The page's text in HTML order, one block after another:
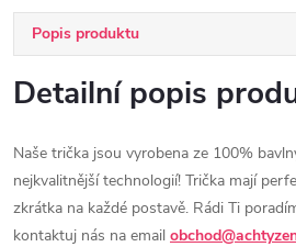
Popis produktu
Detailní popis
Naše trička jsou vyrobena ze 100%
nejkvalitnější technologií! Trička mají
zkrátka na každé postavě. Rádi Ti
kontaktuj nás na email